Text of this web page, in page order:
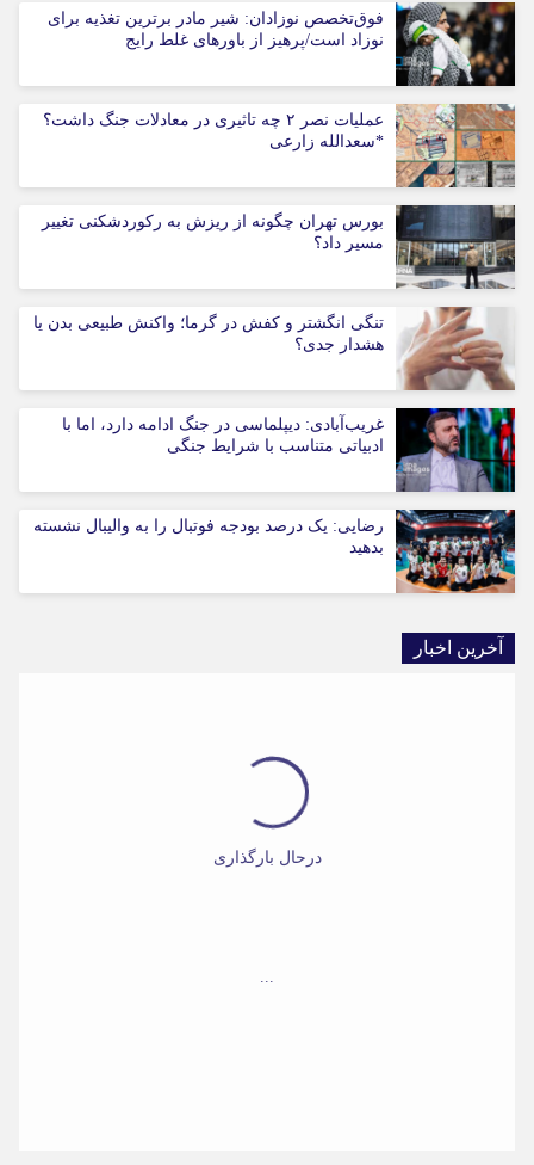
فوق‌تخصص نوزادان: شیر مادر برترین تغذیه برای
نوزاد است/پرهیز از باورهای غلط رایج
عملیات نصر ۲ چه تاثیری در معادلات جنگ داشت؟
*سعدالله زارعی
بورس تهران چگونه از ریزش به رکوردشکنی تغییر
مسیر داد؟
تنگی انگشتر و کفش در گرما؛ واکنش طبیعی بدن یا
هشدار جدی؟
غریب‌آبادی: دیپلماسی در جنگ ادامه دارد، اما با
ادبیاتی متناسب با شرایط جنگی
رضایی: یک درصد بودجه فوتبال را به والیبال نشسته
بدهید
آخرین اخبار
درحال بارگذاری
...